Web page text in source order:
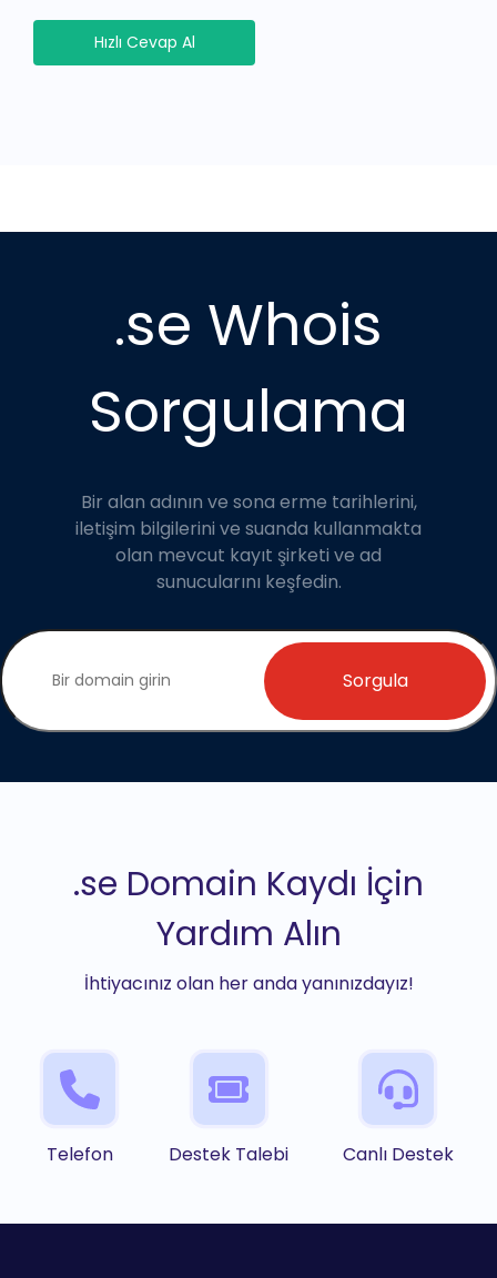
Hızlı Cevap Al
.se Whois
Sorgulama
Bir alan adının ve sona erme tarihlerini,
iletişim bilgilerini ve suanda kullanmakta
olan mevcut kayıt şirketi ve ad
sunucularını keşfedin.
Sorgula
.se Domain Kaydı İçin
Yardım Alın
İhtiyacınız olan her anda yanınızdayız!
Telefon Destek Talebi Canlı Destek